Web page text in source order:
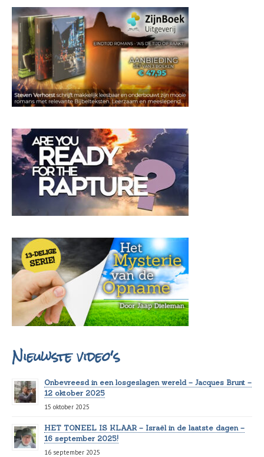
Nieuwste video's
Onbevreesd in een losgeslagen wereld – Jacques Brunt –
12 oktober 2025
15 oktober 2025
HET TONEEL IS KLAAR – Israël in de laatste dagen –
16 september 2025!
16 september 2025